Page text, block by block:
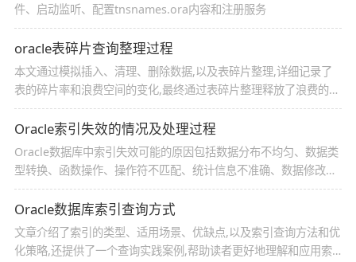
件、启动监听、配置tnsnames.ora内容和注册服务
oracle表碎片查询整理过程
本文通过模拟插入、清理、删除数据,以及表碎片整理,详细记录了
表的碎片率和浪费空间的变化,最终通过表碎片整理释放了浪费的空
间并降低了高水位,为数据库管理提供了参考
Oracle索引失效的情况及处理过程
Oracle数据库中索引失效可能的原因包括数据分布不均匀、数据类
型转换、函数操作、操作符不匹配、统计信息不准确、数据修改频
繁以及数据量很小等
Oracle数据库索引查询方式
文章介绍了索引的类型、适用场景、优缺点,以及索引查询方法和优
化策略,还提供了一个查询实践案例,帮助读者更好地理解和应用索